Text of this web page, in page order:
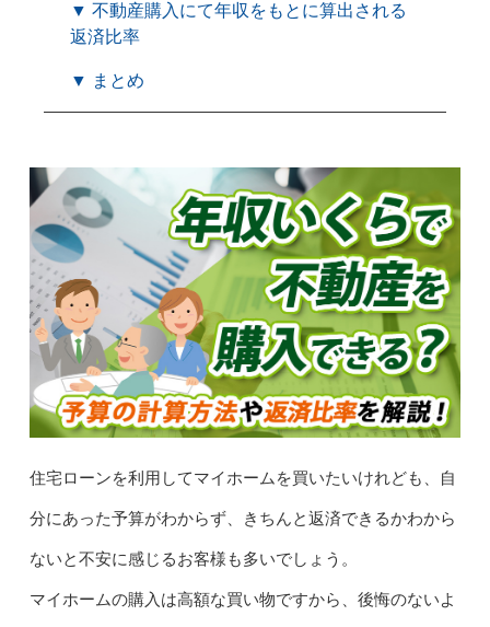
▼ 不動産購入にて年収をもとに算出される
返済比率
▼ まとめ
住宅ローンを利用してマイホームを買いたいけれども、自
分にあった予算がわからず、きちんと返済できるかわから
ないと不安に感じるお客様も多いでしょう。
マイホームの購入は高額な買い物ですから、後悔のないよ